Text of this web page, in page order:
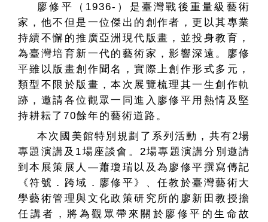
廖修平（1936-）是臺灣戰後重量級藝術
家，他不但是一位傑出的創作者，更以其專業
持續不懈的推廣亞洲現代版畫，並投身教育，
為臺灣培育新一代的藝術家，影響深遠。廖修
平雖以版畫創作聞名，實際上創作形式多元，
類型不限於版畫，本次展覽梳理其一生創作軌
跡，邀請各位觀眾一同進入廖修平用熱情及堅
持耕耘了70餘年的藝術道路。
本次國美館特別規劃了系列活動，共有2場
專題演講及1場座談會。2場專題演講分別邀請
到本展策展人—蕭瓊瑞以及為廖修平撰寫傳記
《符號．跨域．廖修平》、任教於臺灣藝術大
學藝術管理與文化政策研究所的廖新田教授擔
任講者，將為觀眾帶來關於廖修平的生命故